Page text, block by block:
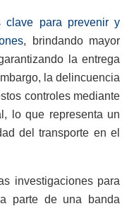
clave para prevenir y
, brindando mayor
la entrega
la delincuencia
controles mediante
lo que representa un
del transporte en el
investigaciones para
parte de una banda